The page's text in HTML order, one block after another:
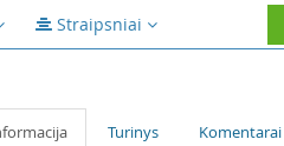
Straipsniai
Turinys Komentarai